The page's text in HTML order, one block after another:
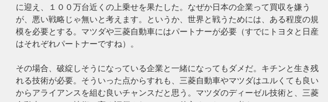
に迎え、１００万台近くの上乗せを果たした。なぜか日本の企業って買収を嫌う
が、悪い戦略じゃ無いと考えます。というか、世界と戦うためには、ある程度の規
模を必要とする。マツダや三菱自動車にはパートナーが必要（すでにトヨタと日産
はそれぞれパートナーですね）。
その場合、破綻しそうになっている企業と一緒になってもダメだ。キチンと生き残
れる技術が必要。そういった点からすれも、三菱自動車やマツダはユルくても良い
からアライアンスを組む良いチャンスだと思う。マツダのディーゼル技術と、三菱